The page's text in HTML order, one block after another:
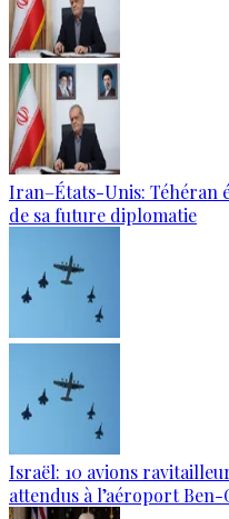
Iran–États-Unis: Téhéran
de sa future diplomatie
Israël: 10 avions
attendus à l’aéroport